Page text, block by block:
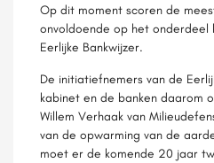
Op dit moment scoren de
onvoldoende op het onderdeel
Eerlijke Bankwijzer.
De initiatiefnemers van de
kabinet en de banken daarom
Willem Verhaak van
van de opwarming van de
moet er de komende 20 jaar